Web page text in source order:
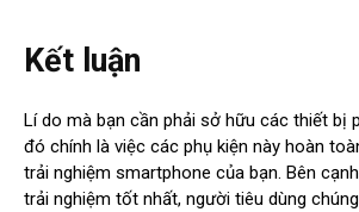
Kết luận
Lí do mà bạn cần phải sở hữu các thiết bị
đó chính là việc các phụ kiện này hoàn
trải nghiệm smartphone của bạn. Bên
trải nghiệm tốt nhất, người tiêu dùng